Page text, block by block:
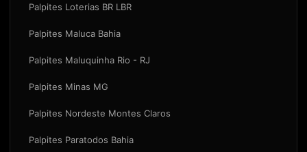
Palpites Loterias BR LBR
Palpites Maluca Bahia
Palpites Maluquinha Rio - RJ
Palpites Minas MG
Palpites Nordeste Montes Claros
Palpites Paratodos Bahia